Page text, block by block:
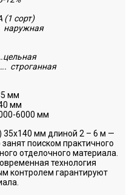
сорт)
наружная
строганная
мм
мм
6000 мм
35х140 мм длиной 2 – 6 м —
поиском практичного
отделочного материала.
технология
контролем гарантируют